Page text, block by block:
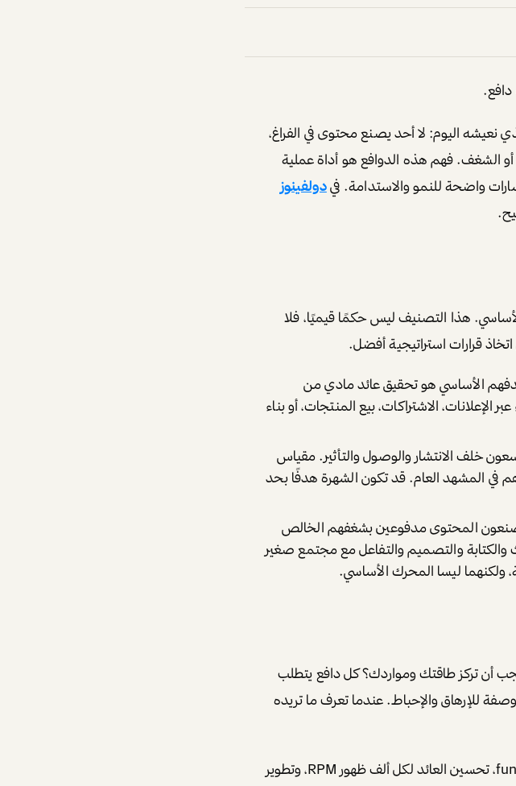
نعيشه اليوم: لا أحد يصنع محتوى في الفراغ،
أو الشغف. فهم هذه الدوافع هو أداة عملية
واضحة للنمو والاستدامة. فيدولفينوز
هذا التصنيف ليس حكمًا قيميًا، فلا
قرارات استراتيجية أفضل.
الأساسي هو تحقيق عائد مادي من
الاشتراكات، بيع المنتجات، أو بناء
خلف الانتشار والوصول والتأثير. مقياس
المشهد العام. قد تكون الشهرة هدفًا بحد
المحتوى مدفوعين بشغفهم الخالص
والكتابة والتصميم والتفاعل مع مجتمع صغير
ولكنهما ليسا المحرك الأساسي.
أن تركز طاقتك ومواردك؟ كل دافع يتطلب
للإرهاق والإحباط. عندما تعرف ما تريده
فستركز على بناء مسارات تحويل funnels، تحسين العائد لكل ألف ظهور RPM، وتطوير